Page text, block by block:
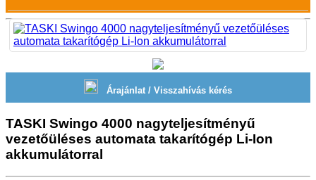
Árajánlat / Visszahívás kérés
TASKI Swingo 4000 nagyteljesítményű
vezetőüléses automata takarítógép Li-Ion
akkumulátorral